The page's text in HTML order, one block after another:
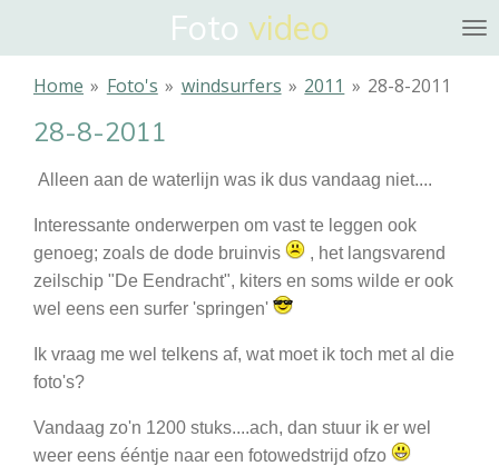
naar
hoofdinhoud
Foto video
Home » Foto's » windsurfers » 2011 » 28-8-2011
28-8-2011
A lleen aan de waterlijn was ik dus vandaag niet....
Interessante onderwerpen om vast te leggen ook
genoeg; zoals de dode bruinvis
, het langsvarend
zeilschip "De Eendracht", kiters en soms wilde er ook
wel eens een surfer 'springen'
Ik vraag me wel telkens af, wat moet ik toch met al die
foto's?
Vandaag zo'n 1200 stuks....ach, dan stuur ik er wel
weer eens ééntje naar een fotowedstrijd ofzo